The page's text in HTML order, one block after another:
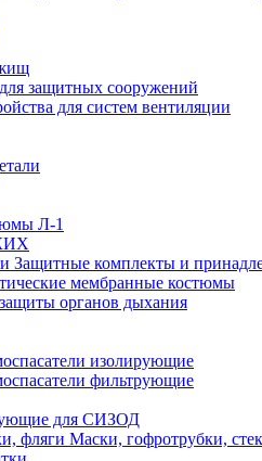
защитных сооружений
для систем вентиляции
Л-1
Защитные комплекты и
мембранные костюмы
органов дыхания
изолирующие
фильтрующие
для СИЗОД
Маски, гофротрубки,